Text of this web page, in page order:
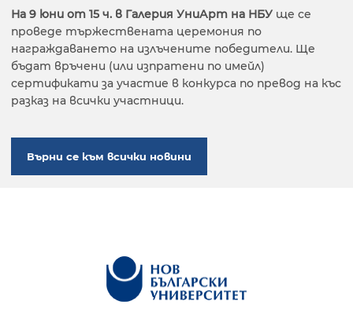
На 9 юни от 15 ч. в Галерия УниАрт на НБУ ще се
проведе тържествената церемония по
награждаването на излъчените победители. Ще
бъдат връчени (или изпратени по имейл)
сертификати за участие в конкурса по превод на къс
разказ на всички участници.
Върни се към всички новини